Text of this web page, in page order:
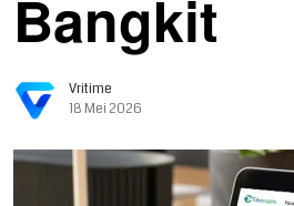
Bangkit
Vritime
18 Mei 2026